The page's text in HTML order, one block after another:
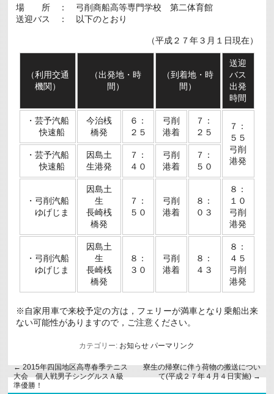
場 所 ： 弓削商船高等専門学校 第二体育館
送迎バス ： 以下のとおり
（平成２７年３月１日現在）
（利用交通
機関）
（出発地・時
間）
（到着地・時
間）
送迎
バス
出発
時間
・芸予汽船
快速船
今治桟
橋発
６：
２５
弓削
港着
７：
２５
７：
５５
弓削
港発
・芸予汽船
快速船
因島土
生港発
７：
４０
弓削
港着
７：
５０
・弓削汽船
ゆげじま
因島土
生
長崎桟
橋発
７：
５０
弓削
港着
８：
０３
８：
１０
弓削
港発
・弓削汽船
ゆげじま
因島土
生
長崎桟
橋発
８：
３０
弓削
港着
８：
４３
８：
４５
弓削
港発
※自家用車で来校予定の方は，フェリーが満車となり乗船出来
ない可能性がありますので，ご注意ください。
カテゴリー: お知らせ パーマリンク
←2015年四国地区高専春季テニス
大会 個人戦男子シングルスＡ級
準優勝！
寮生の帰寮に伴う荷物の搬送につい
て(平成２７年４月４日実施)→